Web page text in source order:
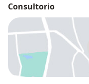
Consultorio